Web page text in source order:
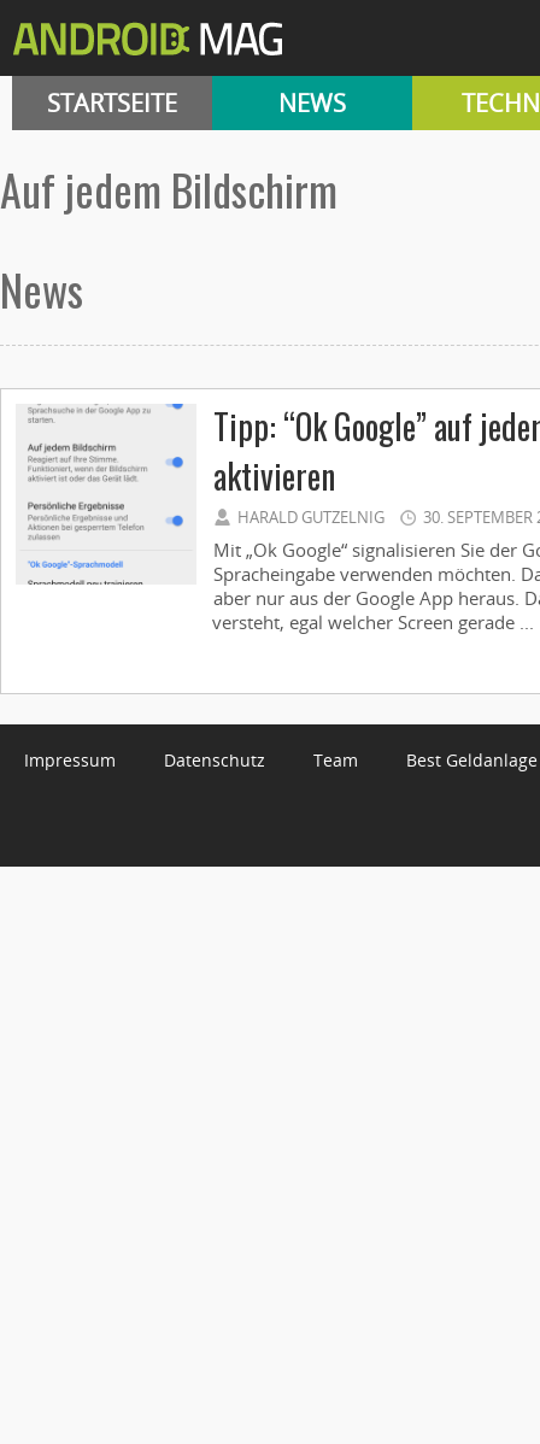
STARTSEITE NEWS
auf jedem Bildschirm
News
Tipp: “Ok Google” auf
aktivieren
HARALD GUTZELNIG 30. SEPTEMBER
Mit „Ok Google“ signalisieren Sie der
Spracheingabe verwenden möchten.
aber nur aus der Google App heraus.
versteht, egal welcher Screen gerade ...
Impressum Datenschutz Team Best Geldanlage